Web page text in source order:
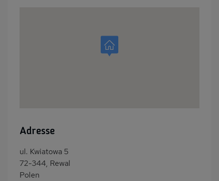
Adresse
ul. Kwiatowa 5
72-344, Rewal
Polen